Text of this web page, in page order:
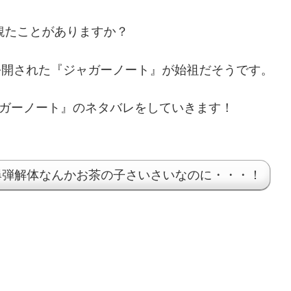
ことがありますか？
された『ジャガーノート』が始祖だそうです。
ーノート』のネタバレをしていきます！
解体なんかお茶の子さいさいなのに・・・！